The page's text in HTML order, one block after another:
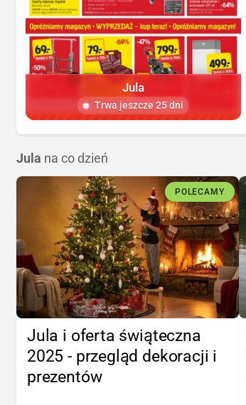
Jula
Trwa jeszcze 25 dni
Jula na co dzień
POLECAMY
Jula i oferta świąteczna
2025 - przegląd dekoracji i
prezentów